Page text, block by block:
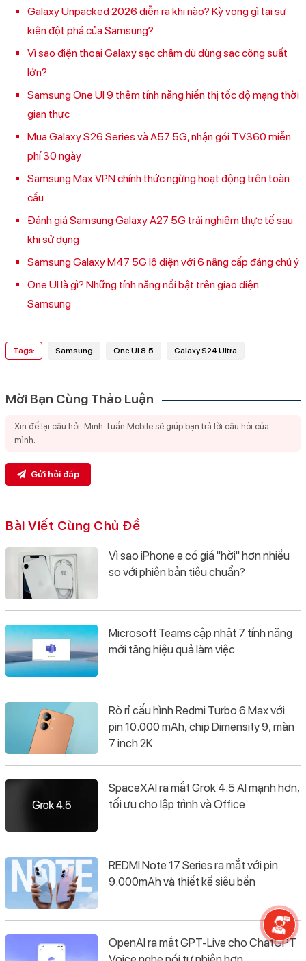
Galaxy Unpacked 2026 diễn ra khi nào? Kỳ vọng gì tại sự
kiện đột phá của Samsung?
Vì sao điện thoại Galaxy sạc chậm dù dùng sạc công suất
lớn?
Samsung One UI 9 thêm tính năng hiển thị tốc độ mạng thời
gian thực
Mua Galaxy S26 Series và A57 5G, nhận gói TV360 miễn
phí 30 ngày
Samsung Max VPN chính thức ngừng hoạt động trên toàn
cầu
Đánh giá Samsung Galaxy A27 5G trải nghiệm thực tế sau
khi sử dụng
Samsung Galaxy M47 5G lộ diện với 6 nâng cấp đáng chú ý
One UI là gì? Những tính năng nổi bật trên giao diện
Samsung
Tags: Samsung One UI 8.5 Galaxy S24 Ultra
Mời Bạn Cùng Thảo Luận
Gửi hỏi đáp
Bài Viết Cùng Chủ Đề
Vì sao iPhone e có giá "hời" hơn nhiều
so với phiên bản tiêu chuẩn?
Microsoft Teams cập nhật 7 tính năng
mới tăng hiệu quả làm việc
Rò rỉ cấu hình Redmi Turbo 6 Max với
pin 10.000 mAh, chip Dimensity 9, màn
7 inch 2K
SpaceXAI ra mắt Grok 4.5 AI mạnh hơn,
tối ưu cho lập trình và Office
REDMI Note 17 Series ra mắt với pin
9.000mAh và thiết kế siêu bền
OpenAI ra mắt GPT-Live cho ChatGPT